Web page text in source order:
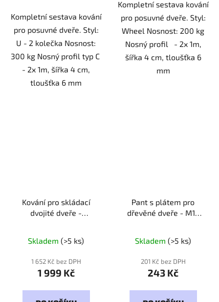
Kompletní sestava kování
pro posuvné dveře. Styl:
U - 2 kolečka Nosnost:
300 kg Nosný profil typ C
- 2x 1m, šířka 4 cm,
tloušťka 6 mm
Kompletní sestava kování
pro posuvné dveře. Styl:
Wheel Nosnost: 200 kg
Nosný profil - 2x 1m,
šířka 4 cm, tloušťka 6
mm
Kování pro skládací
dvojité dveře -
Skladem (>5 ks)
1 652 Kč bez DPH
1 999 Kč
Pant s plátem pro
dřevěné dveře - M16
Skladem (>5 ks)
201 Kč bez DPH
243 Kč